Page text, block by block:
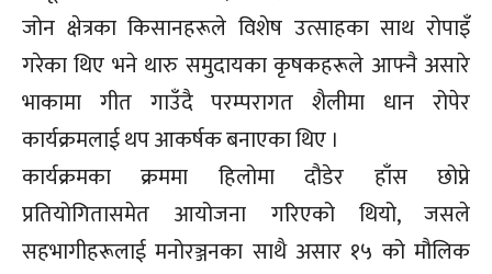
जोन क्षेत्रका किसानहरूले विशेष उत्साहका साथ रोपाइँ
गरेका थिए भने थारु समुदायका कृषकहरूले आफ्नै असारे
भाकामा गीत गाउँदै परम्परागत शैलीमा धान रोपेर
कार्यक्रमलाई थप आकर्षक बनाएका थिए ।
कार्यक्रमका क्रममा हिलोमा दौडेर हाँस छोप्ने
प्रतियोगितासमेत आयोजना गरिएको थियो, जसले
सहभागीहरूलाई मनोरञ्जनका साथै असार १५ को मौलिक